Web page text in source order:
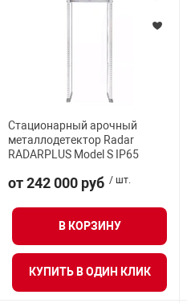
Стационарный арочный
металлодетектор Radar
RADARPLUS Model S IP65
от 242 000 руб / шт.
В КОРЗИНУ
КУПИТЬ В ОДИН КЛИК